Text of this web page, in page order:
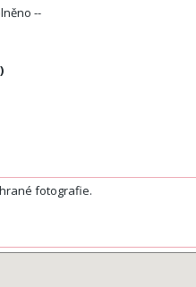
--
fotografie.